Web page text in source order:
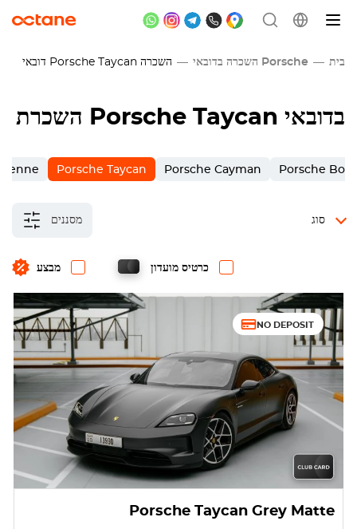
בית Porsche השכרה בדובאי השכרה Porsche Taycan דובאי
השכרת Porsche Taycan בדובאי
Porsche Taycan Porsche Cayman Porsche
מסננים
מבצע כרטיס מועדון
סוג
NO DEPOSIT
Porsche Taycan Grey Matte